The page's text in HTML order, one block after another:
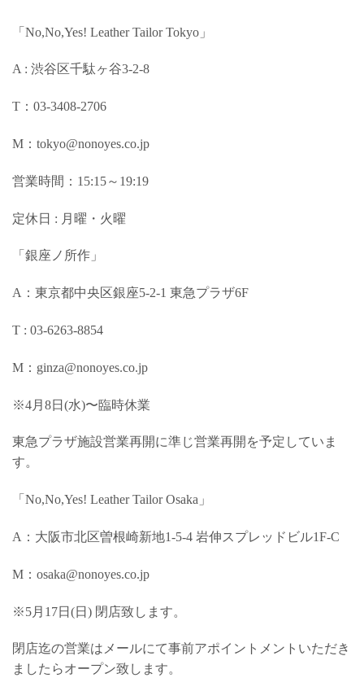
「No,No,Yes! Leather Tailor Tokyo」
A : 渋谷区千駄ヶ谷3-2-8
T：03-3408-2706
M：tokyo@nonoyes.co.jp
営業時間：15:15～19:19
定休日 : 月曜・火曜
「銀座ノ所作」
A：東京都中央区銀座5-2-1 東急プラザ6F
T : 03-6263-8854
M：ginza@nonoyes.co.jp
※4月8日(水)〜臨時休業
東急プラザ施設営業再開に準じ営業再開を予定していま
す。
「No,No,Yes! Leather Tailor Osaka」
A：大阪市北区曽根崎新地1-5-4 岩伸スプレッドビル1F-C
M：osaka@nonoyes.co.jp
※5月17日(日) 閉店致します。
閉店迄の営業はメールにて事前アポイントメントいただき
ましたらオープン致します。